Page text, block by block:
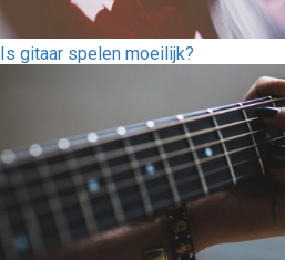
Is gitaar spelen moeilijk?